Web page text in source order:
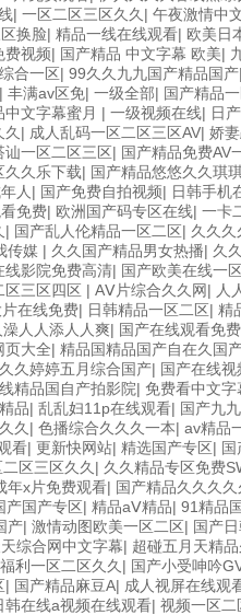
| 一区二区三区久久 | 午夜激情中
换脸| 精品一线在线观看| 欧美日
费视频| 国产精品 中文字幕 欧美|
合一区| 99久久九九国产精品国产
| 丰满av区免| 一级全部| 国产精品
文字幕蜜月 | 一级视频在线| 日
| 成人乱码一区二区三区AV| 娇
讪一区二区三区| 国产精品免费AV
久久乐下载| 国产精品悠悠久久琪
人 | 国产免费自拍视频| 日韩手机
免费| 欧洲国产码专区在线| 一卡
| 国产乱人伦精品一区二区| 久久久
传媒 | 久久国产精品男女热播| 久
线影院免费高清| 国产欧美在线一
区三区四区 | AⅤ片综合久久网| 人
片在线免费| 日韩精品一区二区| 精
人人添人人爽| 国产在线观看免
页大全| 精品国精品国产自在久国
久婷婷五月综合国产| 国产在线
精品国自产拍影院| 免费看中文字
品| 乱乱妇11p在线观看| 国产九
久 | 色播综合久久久一本| av精品
看| 更新快网站| 精选国产专区|
区三区久久 | 久久精品专区免费
年x片免费观看| 国产精品久久久
产国产专区| 精品aⅤ精品| 91精品
产| 激情动图欧美一区二区| 国产
综合网中文字幕| 超碰五月天精
利一区二区久久 | 国产小受呻吟
| 国产精品麻豆A| 成人视屏在线观
韩在线a视频在线观看| 视频一区二